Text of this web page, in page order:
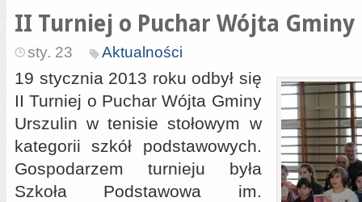
II Turniej o Puchar Wójta Gminy
sty. 23 Aktualności
19 stycznia 2013 roku odbył się
II Turniej o Puchar Wójta Gminy
Urszulin w tenisie stołowym w
kategorii szkół podstawowych.
Gospodarzem turnieju była
Szkoła Podstawowa im.